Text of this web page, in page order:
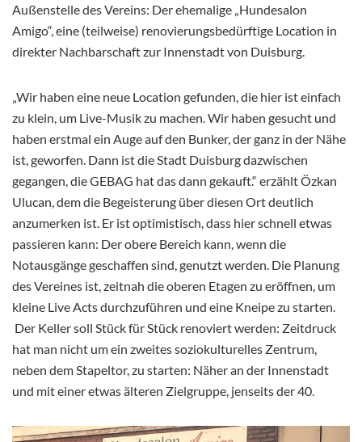
Außenstelle des Vereins: Der ehemalige „Hundesalon
Amigo“, eine (teilweise) renovierungsbedürftige Location in
direkter Nachbarschaft zur Innenstadt von Duisburg.
„Wir haben eine neue Location gefunden, die hier ist einfach
zu klein, um Live-Musik zu machen. Wir haben gesucht und
haben erstmal ein Auge auf den Bunker, der ganz in der Nähe
ist, geworfen. Dann ist die Stadt Duisburg dazwischen
gegangen, die GEBAG hat das dann gekauft.“ erzählt Özkan
Ulucan, dem die Begeisterung über diesen Ort deutlich
anzumerken ist. Er ist optimistisch, dass hier schnell etwas
passieren kann: Der obere Bereich kann, wenn die
Notausgänge geschaffen sind, genutzt werden. Die Planung
des Vereines ist, zeitnah die oberen Etagen zu eröffnen, um
kleine Live Acts durchzuführen und eine Kneipe zu starten.
Der Keller soll Stück für Stück renoviert werden: Zeitdruck
hat man nicht um ein zweites soziokulturelles Zentrum,
neben dem Stapeltor, zu starten: Näher an der Innenstadt
und mit einer etwas älteren Zielgruppe, jenseits der 40.